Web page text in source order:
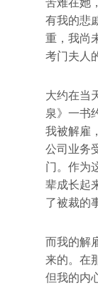
有我的悲
重，我尚
考门夫人
大约在当
泉》一书
我被解雇
公司业务
门。作为
辈成长起
了被裁的
而我的解
来的。在
但我的内